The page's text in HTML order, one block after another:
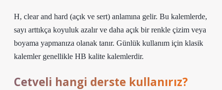
H, clear and hard (açık ve sert) anlamına gelir. Bu kalemlerde,
sayı arttıkça koyuluk azalır ve daha açık bir renkle çizim veya
boyama yapmanıza olanak tanır. Günlük kullanım için klasik
kalemler genellikle HB kalite kalemlerdir.
Cetveli hangi derste kullanırız?